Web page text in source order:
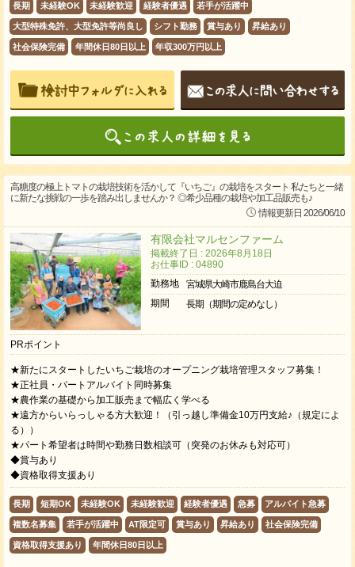
長期 未経験OK 未経験歓迎 経験者優遇 若手が活躍中
大型特殊免許、大型免許等尚良し シフト勤務 賞与あり 昇給あり
社会保険完備 年間休日80日以上 年収300万円以上
高糖度の極上トマトの栽培技術を活かして『いちご』の栽培をスタート 私たちと一緒
に新たな挑戦の一歩を踏み出しませんか？ ◎希少品種の栽培や加工品販売も♪
情報更新日 2026/06/10
有限会社マルセンファーム
掲載終了日 : 2026年8月18日
お仕事ID : 04890
勤務地
宮城県大崎市鹿島台大迫
期間
長期（期間の定めなし）
PRポイント
★新たにスタートしたいちご栽培のオープニング栽培管理スタッフ募集！
★正社員・パートアルバイト同時募集
★農作業の基礎から加工販売まで幅広く学べる
★遠方からいらっしゃる方大歓迎！（引っ越し準備金10万円支給♪（規定によ
る））
★パート希望者は時間や勤務日数相談可（突発のお休みも対応可）
◆賞与あり
◆資格取得支援あり
長期 短期OK 未経験OK 未経験歓迎 経験者優遇 急募 アルバイト急募
複数名募集 若手が活躍中 AT限定可 賞与あり 昇給あり 社会保険完備
資格取得支援あり 年間休日80日以上